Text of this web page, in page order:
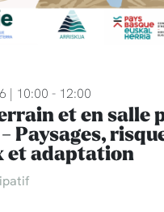
| 10:00 - 12:00
et en salle
Paysages,
adaptation